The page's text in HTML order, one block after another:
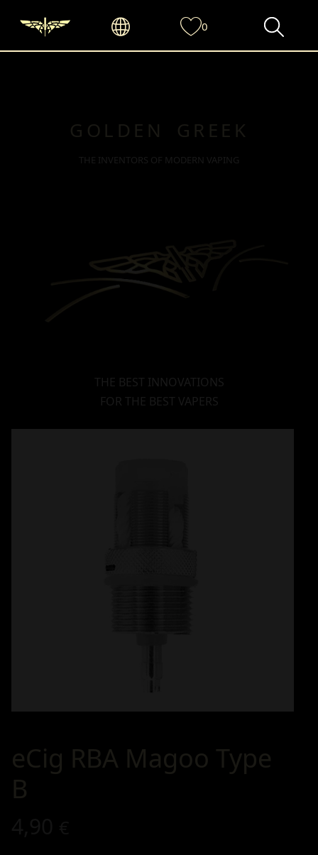
GOLDEN GREEK
THE INVENTORS OF MODERN VAPING
THE BEST INNOVATIONS
FOR THE BEST VAPERS
0
eCig RBA Magoo Type
B